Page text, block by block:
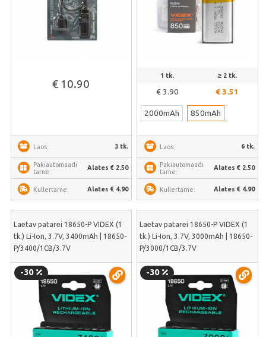
€ 10.90
Laos: 3 tk.
Pakiautomaadi
tarne:
Alates € 2.50
Kullertarne: Alates € 4.90
1 tk.
€ 3.90
≥ 2 tk.
€ 3.51
2000mAh 850mAh
Laos: 6 tk.
Pakiautomaadi
tarne:
Alates € 2.50
Kullertarne: Alates € 4.90
Laetav patarei 18650-P VIDEX (1
tk.) Li-Ion, 3.7V, 3400mAh | 18650-
P/3400/1CB/3.7V
-30
Laetav patarei 18650-P VIDEX (1
tk.) Li-Ion, 3.7V, 3000mAh | 18650-
P/3000/1CB/3.7V
-30